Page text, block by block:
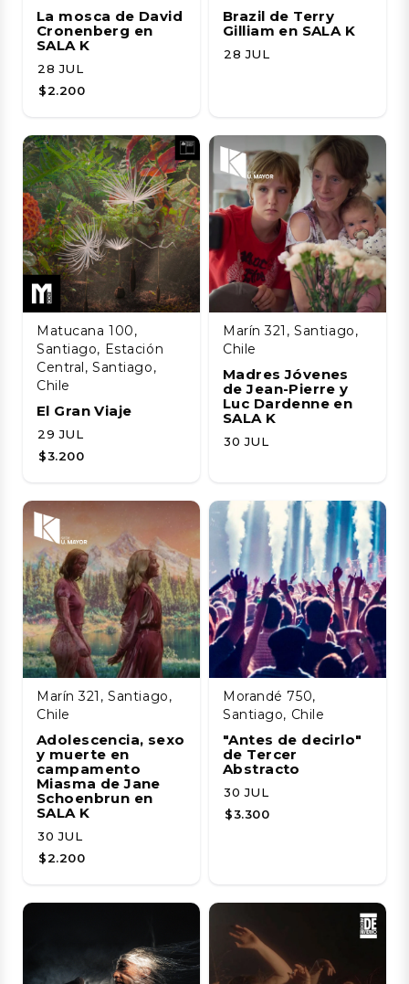
La mosca de David
Cronenberg en
SALA K
28 JUL
$2.200
Brazil de Terry
Gilliam en SALA K
28 JUL
Matucana 100,
Santiago, Estación
Central, Santiago,
Chile
El Gran Viaje
29 JUL
$3.200
Marín 321, Santiago,
Chile
Madres Jóvenes
de Jean-Pierre y
Luc Dardenne en
SALA K
30 JUL
Marín 321, Santiago,
Chile
Adolescencia, sexo
y muerte en
campamento
Miasma de Jane
Schoenbrun en
SALA K
30 JUL
$2.200
Morandé 750,
Santiago, Chile
"Antes de decirlo"
de Tercer
Abstracto
30 JUL
$3.300